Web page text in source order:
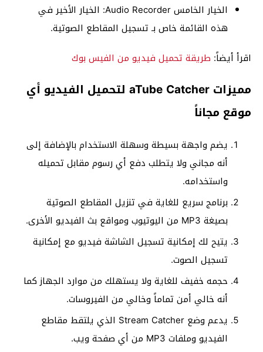
الخيار الخامس Audio Recorder: الخيار الأخير في
هذه القائمة خاص بـ تسجيل المقاطع الصوتية.
اقرأ أيضاً: طريقة تحميل فيديو من الفيس بوك
مميزات aTube Catcher لتحميل الفيديو أي
موقع مجاناً
يضم واجهة بسيطة وسهلة الاستخدام بالإضافة إلى
أنه مجاني ولا يتطلب دفع أي رسوم مقابل تحميله
واستخدامه.
برنامج سريع للغاية في تنزيل المقاطع الصوتية
بصيغة MP3 من اليوتيوب ومواقع بث الفيديو الأخرى.
يتيح لك إمكانية تسجيل الشاشة فيديو مع إمكانية
تسجيل الصوت.
حجمه خفيف للغاية ولا يستهلك من موارد الجهاز كما
أنه خالي أمن تماماً وخالي من الفيروسات.
يدعم وضع Stream Catcher الذي يلتقط مقاطع
الفيديو وملفات MP3 من أي صفحة ويب.